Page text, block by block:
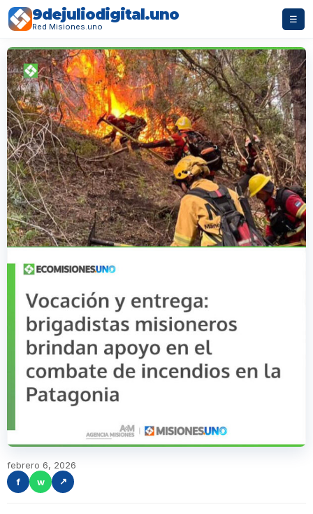
9dejuliodigital.uno
Red Misiones.uno
☰
febrero 6, 2026
f
w ↗